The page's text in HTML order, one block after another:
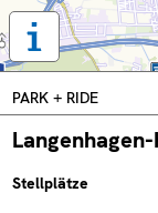
Legende
und
weitere
Informationen
anzeigen
PARK + RIDE
Stellplätze